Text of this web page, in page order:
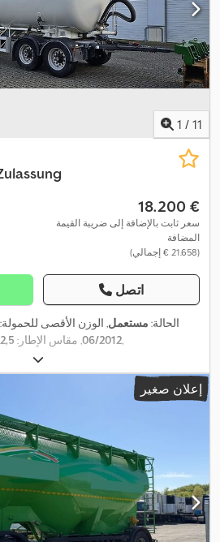
1 / 11
‏18.200 €
سعر ثابت بالإضافة إلى ضريبة القيمة
المضافة
(‏21.658 € إجمالي)
اتصل
الحالة: مستعمل, الوزن الأقصى للحمولة:
06/2012, مقاس الإطار: ,
إعلان صغير